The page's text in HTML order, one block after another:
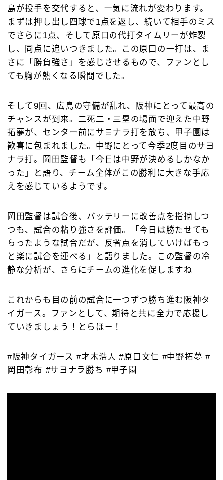
島が投手を交代すると、一気に流れが変わります。
まずは押し出し四球で1点を返し、続いて相手のミス
でさらに1点、そして原口の代打タイムリーが炸裂
し、同点に追いつきました。この原口の一打は、ま
さに「勝負強さ」を感じさせるもので、ファンとし
ても胸が熱くなる瞬間でした。
そして9回、広島の守備が乱れ、阪神にとって最高の
チャンスが到来。二死二・三塁の場面で迎えた中野
拓夢が、センター前にサヨナラ打を放ち、甲子園は
歓喜に包まれました。中野にとって今季2度目のサヨ
ナラ打。岡田監督も「今日は中野が決めるしかなか
った」と語り、チーム全体がこの勝利に大きな手応
えを感じているようです。
岡田監督は試合後、バッテリーに改善点を指摘しつ
つも、試合の粘り強さを評価。「今日は勝たせても
らったような試合だが、反省点を消していけばもっ
と楽に試合を運べる」と語りました。この監督の冷
静な分析が、さらにチームの進化を促しますね
これからも目の前の試合に一つずつ勝ち進む阪神タ
イガース。ファンとして、期待と共に全力で応援し
ていきましょう！とらほー！
#阪神タイガース #才木浩人 #原口文仁 #中野拓夢 #
岡田彰布 #サヨナラ勝ち #甲子園